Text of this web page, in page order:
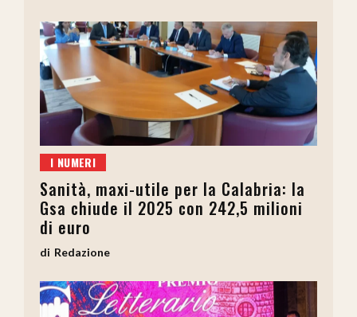
I NUMERI
Sanità, maxi-utile per la Calabria: la
Gsa chiude il 2025 con 242,5 milioni
di euro
Redazione